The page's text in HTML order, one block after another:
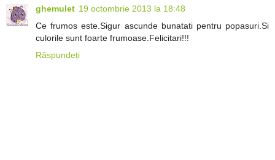
ghemulet 19 octombrie 2013 la 18:48
Ce frumos este.Sigur ascunde bunatati pentru popasuri.Si
culorile sunt foarte frumoase.Felicitari!!!
Răspundeți